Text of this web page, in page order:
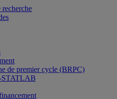
recherche
de premier cycle (BRPC)